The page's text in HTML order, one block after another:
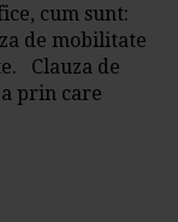
cum sunt:
de mobilitate
Clauza de
prin care